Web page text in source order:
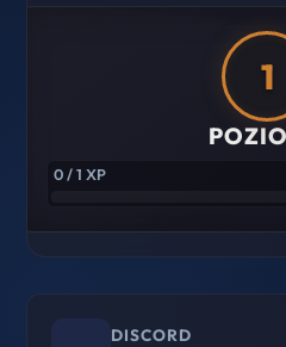
1
0 / 1 XP
DISCORD